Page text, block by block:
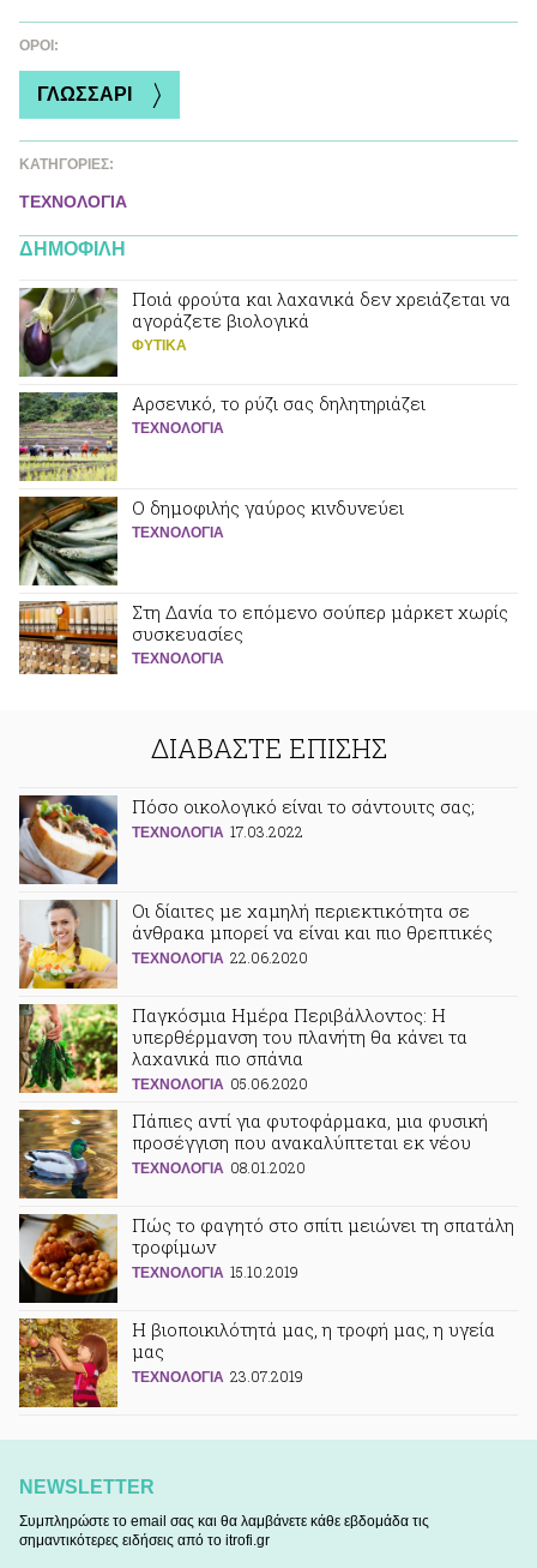
ΌΡΟΙ:
ΓΛΩΣΣΑΡΙ
ΚΑΤΗΓΟΡΙΕΣ:
ΤΕΧΝΟΛΟΓΙΑ
ΔΗΜΟΦΙΛΗ
Ποιά φρούτα και λαχανικά δεν χρειάζεται να
αγοράζετε βιολογικά
ΦΥΤΙΚA
Αρσενικό, το ρύζι σας δηλητηριάζει
ΤΕΧΝΟΛΟΓΙΑ
Ο δημοφιλής γαύρος κινδυνεύει
ΤΕΧΝΟΛΟΓΙΑ
Στη Δανία το επόμενο σούπερ μάρκετ χωρίς
συσκευασίες
ΤΕΧΝΟΛΟΓΙΑ
ΔΙΑΒΑΣΤΕ ΕΠΙΣΗΣ
Πόσο οικολογικό είναι το σάντουιτς σας;
ΤΕΧΝΟΛΟΓΙΑ 17.03.2022
Οι δίαιτες με χαμηλή περιεκτικότητα σε
άνθρακα μπορεί να είναι και πιο θρεπτικές
ΤΕΧΝΟΛΟΓΙΑ 22.06.2020
Παγκόσμια Ημέρα Περιβάλλοντος: Η
υπερθέρμανση του πλανήτη θα κάνει τα
λαχανικά πιο σπάνια
ΤΕΧΝΟΛΟΓΙΑ 05.06.2020
Πάπιες αντί για φυτοφάρμακα, μια φυσική
προσέγγιση που ανακαλύπτεται εκ νέου
ΤΕΧΝΟΛΟΓΙΑ 08.01.2020
Πώς το φαγητό στο σπίτι μειώνει τη σπατάλη
τροφίμων
ΤΕΧΝΟΛΟΓΙΑ 15.10.2019
Η βιοποικιλότητά μας, η τροφή μας, η υγεία
μας
ΤΕΧΝΟΛΟΓΙΑ 23.07.2019
NEWSLETTER
Συμπληρώστε το email σας και θα λαμβάνετε κάθε εβδομάδα τις
σημαντικότερες ειδήσεις από το itrofi.gr